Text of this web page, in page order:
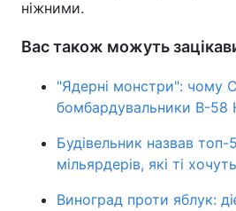
ніжними.
Вас також можуть
"Ядерні монстри": чому
бомбардувальники B-58
Будівельник назвав топ-
мільярдерів, які ті
Виноград проти яблук: